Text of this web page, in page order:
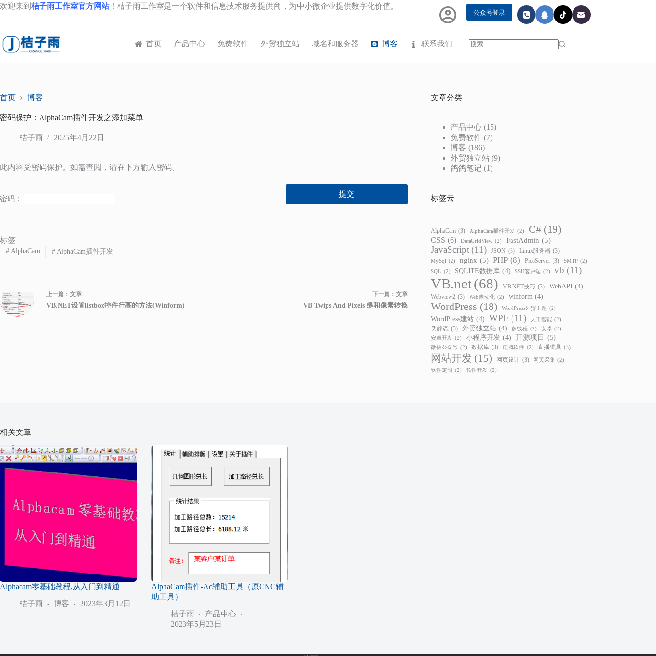
跳
容
欢迎来到 桔子雨工作室官方网站！桔子雨工作室是一个软件和信息技术服务提供商，为中小微企业提供数字化价值。
公众号登录
首页 产品中心 免费软件 外贸独立站 域名和服务器 博客
联系我们
首页 博客
密码保护：AlphaCam插件开发之添加菜单
桔子雨 2025年4月22日
此内容受密码保护。如需查阅，请在下方输入密码。
密码：
标签
#AlphaCam #AlphaCam插件开发
上一篇： 文章
VB.NET设置listbox控件行高的方法(Winform)
下一篇： 文章
VB Twips And Pixels 缇和像素转换
文章分类
产品中心 (15)
免费软件 (7)
博客 (186)
外贸独立站 (9)
鸽鸽笔记 (1)
标签云
AlphaCam (3) AlphaCam插件开发 (2) C# (19)
CSS (6) DataGridView (2) FastAdmin (5)
JavaScript (11) JSON (3) Linux服务器 (3)
MySql (2) nginx (5) PHP (8) PicoServer (3) SMTP (2)
SQL (2) SQLITE数据库 (4) SSH客户端 (2) vb (11)
VB.net(68) VB.NET技巧 (3) WebAPI (4)
Webview2 (3) Web自动化 (2) winform (4)
WordPress (18) WordPress外贸主题 (2)
WordPress建站 (4) WPF (11) 人工智能 (2)
伪静态 (3) 外贸独立站 (4) 多线程 (2) 安卓 (2)
安卓开发 (2) 小程序开发 (4) 开源项目 (5)
微信公众号 (2) 数据库 (3) 电脑软件 (2) 直播道具 (3)
网站开发 (15) 网页设计 (3) 网页采集 (2)
软件定制
(2) 软件开发 (2)
相关文章
Alphacam零基础教程,从入门到精通
桔子雨 博客 2023年3月12日
AlphaCam插件-Ac辅助工具（原CNC辅
助工具）
桔子雨
产品中心
2023年5月23日